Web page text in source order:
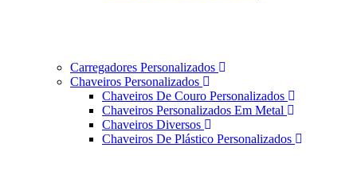
Carregadores Personalizados
Chaveiros Personalizados
Chaveiros De Couro Personalizados
Chaveiros Personalizados Em Metal
Chaveiros Diversos
Chaveiros De Plástico Personalizados